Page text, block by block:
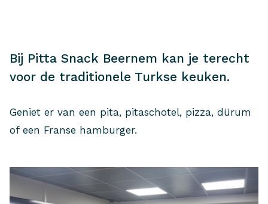
Bij Pitta Snack Beernem kan je terecht
voor de traditionele Turkse keuken.
Geniet er van een pita, pitaschotel, pizza, dürum
of een Franse hamburger.